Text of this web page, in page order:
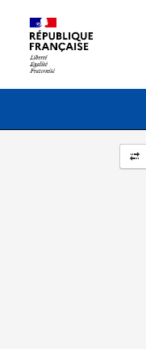
Menu principal